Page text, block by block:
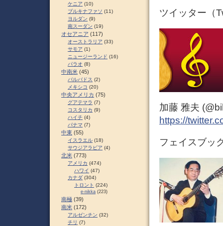
ツイッター（
加藤 雅夫
https://
フェイスブッ
ケニア (10)
ブルキナファソ (11)
ヨルダン (9)
南スーダン (19)
オセアニア (117)
オーストラリア (33)
サモア (1)
ニュージーランド (16)
パラオ (8)
中南米 (45)
バルバドス (2)
メキシコ (20)
中央アメリカ (75)
グアテマラ (7)
コスタリカ (9)
ハイチ (4)
パナマ (7)
中東 (55)
イスラエル (18)
サウジアラビア (4)
北米 (773)
アメリカ (474)
ハワイ (47)
カナダ (304)
トロント (224)
e-nikka (223)
南極 (39)
南米 (172)
アルゼンチン (32)
チリ (7)